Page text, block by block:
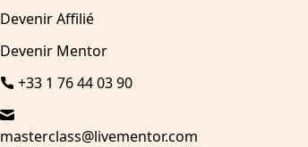
Devenir Affilié
Devenir Mentor
+33 1 76 44 03 90
masterclass@livementor.com